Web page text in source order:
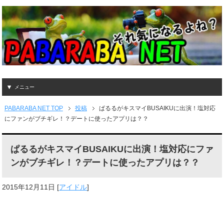
メニュー
PABARABA NET TOP 投稿
ぱるるがキスマイBUSAIKUに出演！塩対応
にファンがブチギレ！？デートに使ったアプリは？？
ぱるるがキスマイBUSAIKUに出演！塩対応にファ
ンがブチギレ！？デートに使ったアプリは？？
2015年12月11日 [アイドル]